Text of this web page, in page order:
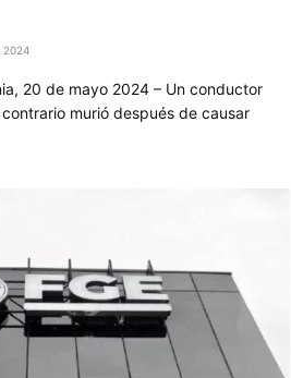
2024
20 de mayo 2024 – Un conductor
murió después de causar